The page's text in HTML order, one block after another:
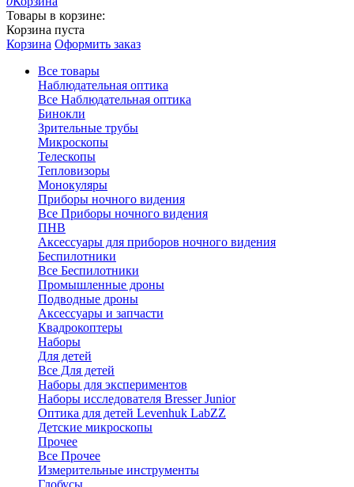
Товары в корзине:
Корзина пуста
Корзина Оформить заказ
Все товары
Наблюдательная оптика
Все Наблюдательная оптика
Бинокли
Зрительные трубы
Микроскопы
Телескопы
Тепловизоры
Монокуляры
Приборы ночного видения
Все Приборы ночного видения
ПНВ
Аксессуары для приборов ночного видения
Беспилотники
Все Беспилотники
Промышленные дроны
Подводные дроны
Аксессуары и запчасти
Квадрокоптеры
Наборы
Для детей
Все Для детей
Наборы для экспериментов
Наборы исследователя Bresser Junior
Оптика для детей Levenhuk LabZZ
Детские микроскопы
Прочее
Все Прочее
Измерительные инструменты
Глобусы